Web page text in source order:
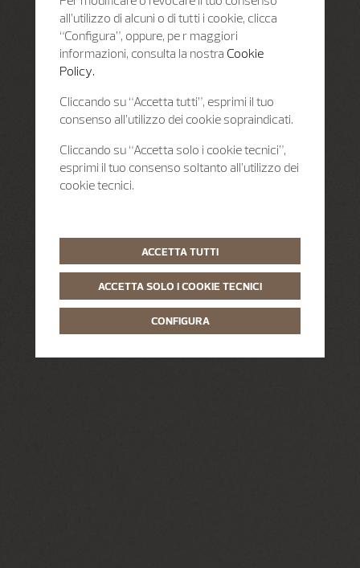
all’utilizzo di alcuni o di tutti i cookie, clicca
“Configura”, oppure, pe r maggiori
informazioni, consulta la nostra Cookie
Policy.
Cliccando su “Accetta tutti”, esprimi il tuo
consenso all’utilizzo dei cookie sopraindicati.
Cliccando su “Accetta solo i cookie tecnici”,
esprimi il tuo consenso soltanto all’utilizzo dei
cookie tecnici.
ACCETTA TUTTI
ACCETTA SOLO I COOKIE TECNICI
CONFIGURA